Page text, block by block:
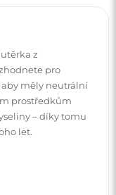
které
Za příplatek 40€
, která umožňuje
rozměry do
produktů
dveří.